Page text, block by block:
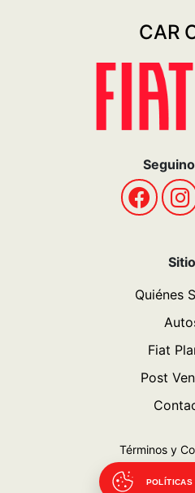
CAR
Sitio
Quiénes
Fiat
Post
Términos y
Politicas de
POLÍTICAS
Libro de